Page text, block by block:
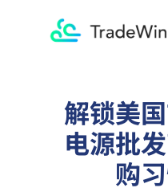
解锁美
电源批
购